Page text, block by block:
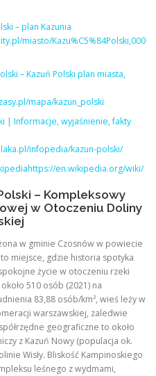
– plan Kazunia
miasto/Kazu%C5%84Polski,000
– Kazuń Polski plan miasta,
mapa/kazun_polski
| Informacje, wyjaśnienie, fakty
infopedia/kazun-polski/
en.wikipedia.org/wiki/
– Kompleksowy
w Otoczeniu Doliny
w gminie Czosnów w powiecie
miejsce, gdzie historia spotyka
życie w otoczeniu rzeki
510 osób (2021) na
83,88 osób/km², wieś leży w
warszawskiej, zaledwie
geograficzne to około
z Kazuń Nowy (populacja ok.
Wisły. Bliskość Kampinoskiego
leśnego z wydmami,